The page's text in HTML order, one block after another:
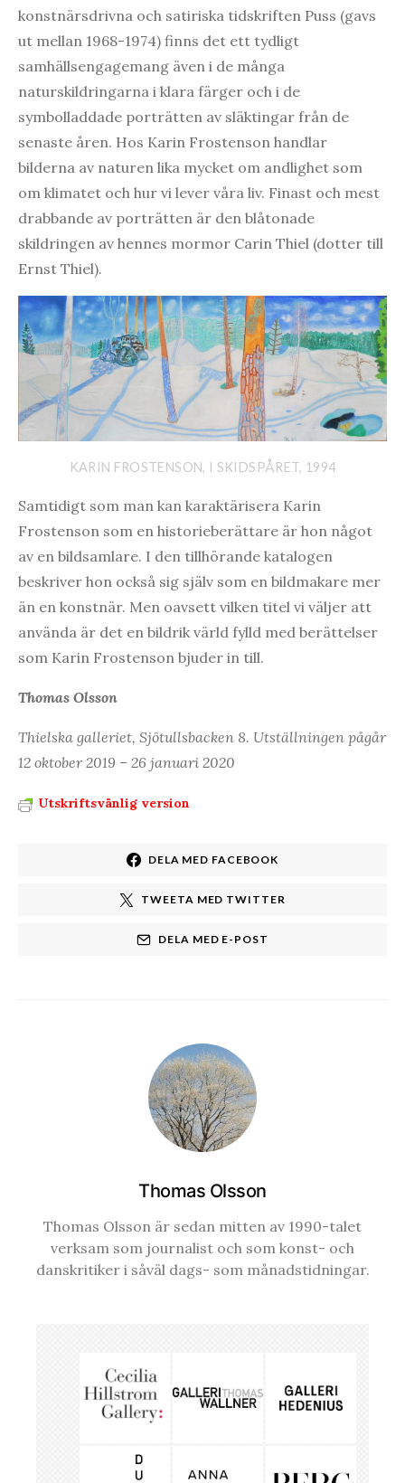
konstnärsdrivna och satiriska tidskriften Puss (gavs
ut mellan 1968-1974) finns det ett tydligt
samhällsengagemang även i de många
naturskildringarna i klara färger och i de
symbolladdade porträtten av släktingar från de
senaste åren. Hos Karin Frostenson handlar
bilderna av naturen lika mycket om andlighet som
om klimatet och hur vi lever våra liv. Finast och mest
drabbande av porträtten är den blåtonade
skildringen av hennes mormor Carin Thiel (dotter till
Ernst Thiel).
KARIN FROSTENSON, I SKIDSPÅRET, 1994
Samtidigt som man kan karaktärisera Karin
Frostenson som en historieberättare är hon något
av en bildsamlare. I den tillhörande katalogen
beskriver hon också sig själv som en bildmakare mer
än en konstnär. Men oavsett vilken titel vi väljer att
använda är det en bildrik värld fylld med berättelser
som Karin Frostenson bjuder in till.
Thomas Olsson
Thielska galleriet, Sjötullsbacken 8. Utställningen pågår
12 oktober 2019 – 26 januari 2020
Utskriftsvänlig version
DELA MED FACEBOOK
TWEETA MED TWITTER
DELA MED E-POST
Thomas Olsson
Thomas Olsson är sedan mitten av 1990-talet
verksam som journalist och som konst- och
danskritiker i såväl dags- som månadstidningar.